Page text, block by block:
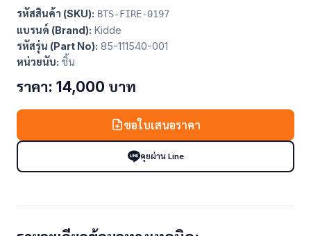
รหัสสินค้า (SKU): BTS-FIRE-0197
แบรนด์ (Brand): Kidde
รหัสรุ่น (Part No): 85-111540-001
หน่วยนับ: ชิ้น
ราคา: 14,000 บาท
ขอใบเสนอราคา
คุยผ่าน Line